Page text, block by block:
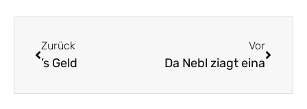
Zurück
’s Geld
Vor
Da Nebl ziagt eina